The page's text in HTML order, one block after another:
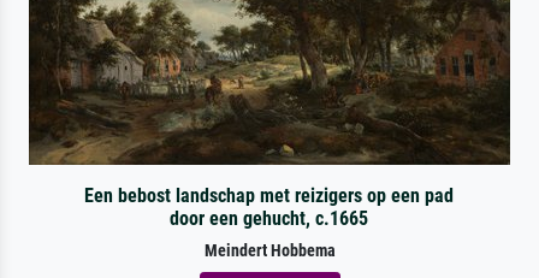
Een bebost landschap met reizigers op een pad
door een gehucht, c.1665
Meindert Hobbema